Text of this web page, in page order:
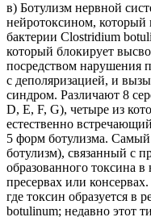
в) Ботулизм нервной
нейротоксином,
бактерии Clostridium
который блокирует
посредством нарушения
с деполяризацией, и
синдром. Различают 8
D, Е, F, G), четыре из
естественно
5 форм ботулизма.
ботулизм), связанный с
образованного токсина
пресервах или
где токсин образуется в
botulinum; недавно этот